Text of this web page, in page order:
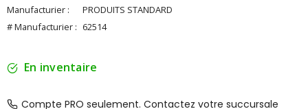
Manufacturier :
PRODUITS STANDARD
# Manufacturier : 62514
En inventaire
Compte PRO seulement. Contactez votre succursale